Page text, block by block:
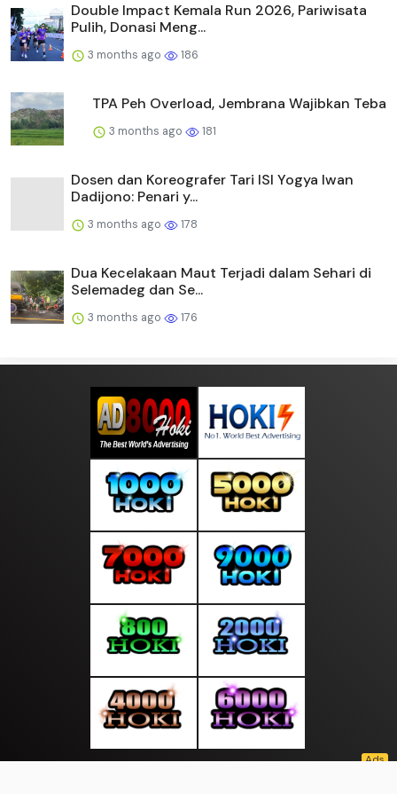
Double Impact Kemala Run 2026, Pariwisata
Pulih, Donasi Meng...
3 months ago 186
TPA Peh Overload, Jembrana Wajibkan Teba
3 months ago 181
Dosen dan Koreografer Tari ISI Yogya Iwan
Dadijono: Penari y...
3 months ago 178
Dua Kecelakaan Maut Terjadi dalam Sehari di
Selemadeg dan Se...
3 months ago 176